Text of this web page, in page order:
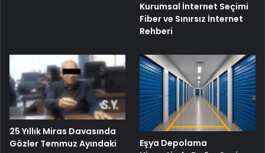
Kurumsal İnternet Seçimi
Fiber ve Sınırsız İnternet
Rehberi
25 Yıllık Miras Davasında
Gözler Temmuz Ayındaki
Eşya Depolama